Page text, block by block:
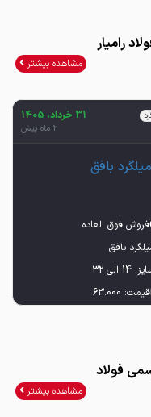
رامیار
مشاهده بیشتر
31 خرداد، 1405
2 ماه پیش
میلگرد بافق
فولاد
مشاهده بیشتر